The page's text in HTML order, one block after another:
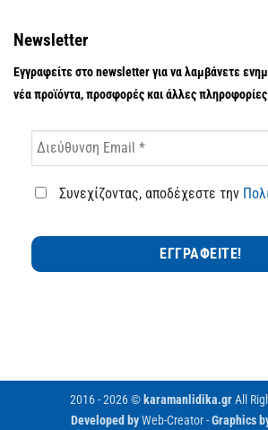
Newsletter
Εγγραφείτε στο newsletter για να λαμβάνετε
νέα προϊόντα, προσφορές και άλλες
Συνεχίζοντας, αποδέχεστε την
2016 - 2026 © karamanlidika.grAll
Developed byWeb-Creator-Graphics